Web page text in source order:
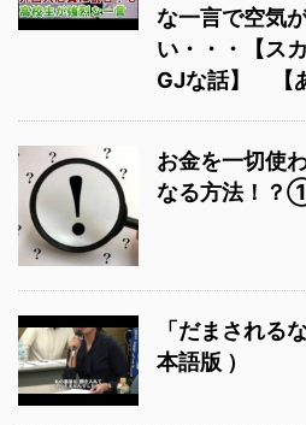
な一言で空気
い・・・【ス
GJな話】 【
お金を一切使
なる方法！
「だまされる
本語版 ）